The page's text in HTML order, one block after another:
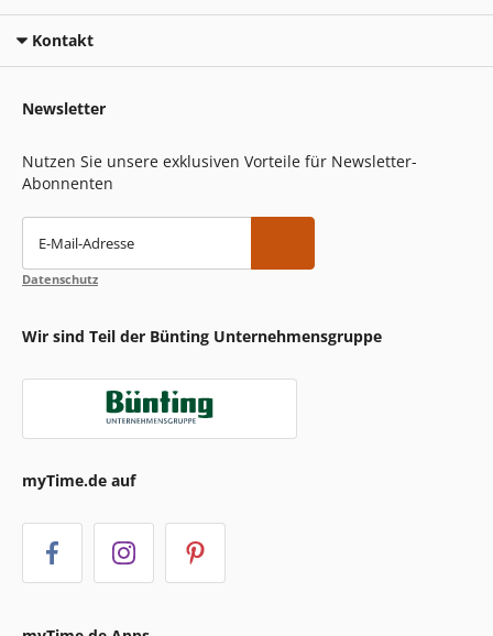
Kontakt
Newsletter
Nutzen Sie unsere exklusiven Vorteile für Newsletter-
Abonnenten
E-Mail-Adresse
Datenschutz
Wir sind Teil der Bünting Unternehmensgruppe
myTime.de auf